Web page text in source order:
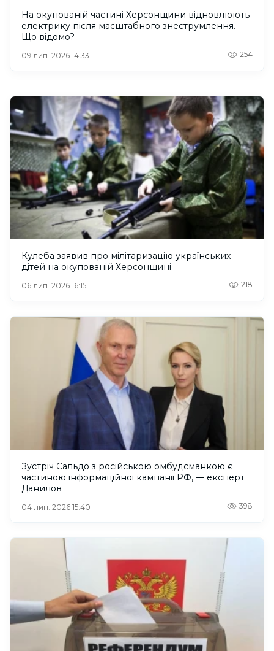
На окупованій частині Херсонщини відновлюють
електрику після масштабного знеструмлення.
Що відомо?
09 лип. 2026 14:33 254
Кулеба заявив про мілітаризацію українських
дітей на окупованій Херсонщині
06 лип. 2026 16:15 218
Зустріч Сальдо з російською омбудсманкою є
частиною інформаційної кампанії РФ, — експерт
Данилов
04 лип. 2026 15:40 398